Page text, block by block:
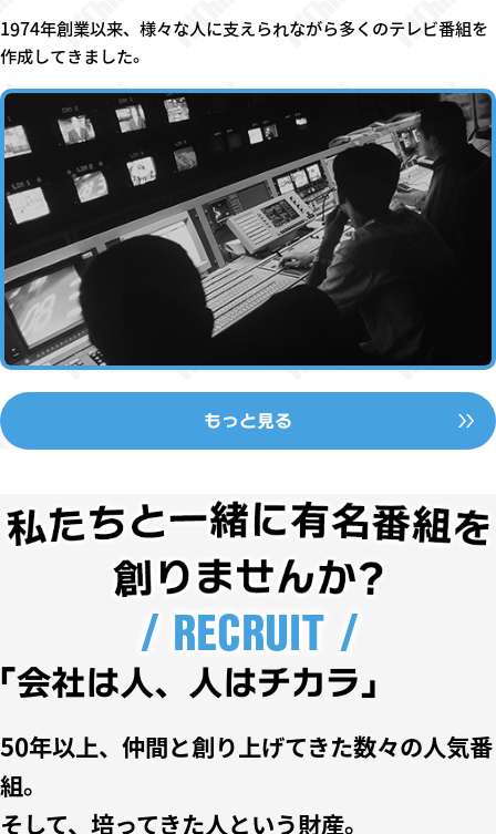
1974年創業以来、様々な人に支えられながら多くのテレビ番組を
作成してきました。
もっと見る
/ RECRUIT /
会社は人、人はチカラ」
50年以上、 仲間と創り上げてきた数々の人気番
組。
そして、培ってきた人という財産。